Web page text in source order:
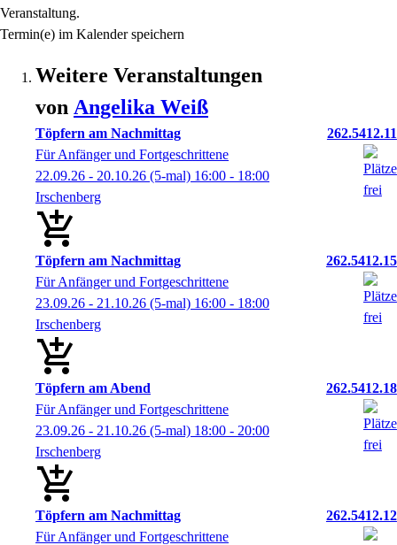
Veranstaltung.
Termin(e) im Kalender speichern
Weitere Veranstaltungen
von Angelika Weiß
Töpfern am Nachmittag
262.5412.11
Für Anfänger und Fortgeschrittene
22.09.26 - 20.10.26 (5-mal) 16:00 - 18:00
Irschenberg
Töpfern am Nachmittag
262.5412.15
Für Anfänger und Fortgeschrittene
23.09.26 - 21.10.26 (5-mal) 16:00 - 18:00
Irschenberg
Töpfern am Abend
262.5412.18
Für Anfänger und Fortgeschrittene
23.09.26 - 21.10.26 (5-mal) 18:00 - 20:00
Irschenberg
Töpfern am Nachmittag
262.5412.12
Für Anfänger und Fortgeschrittene